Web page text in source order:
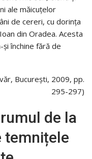
ale măicuțelor
de cereri, cu dorința
din Oradea. Acesta
închine fără de
București, 2009, pp.
295-297)
de la
temnițele